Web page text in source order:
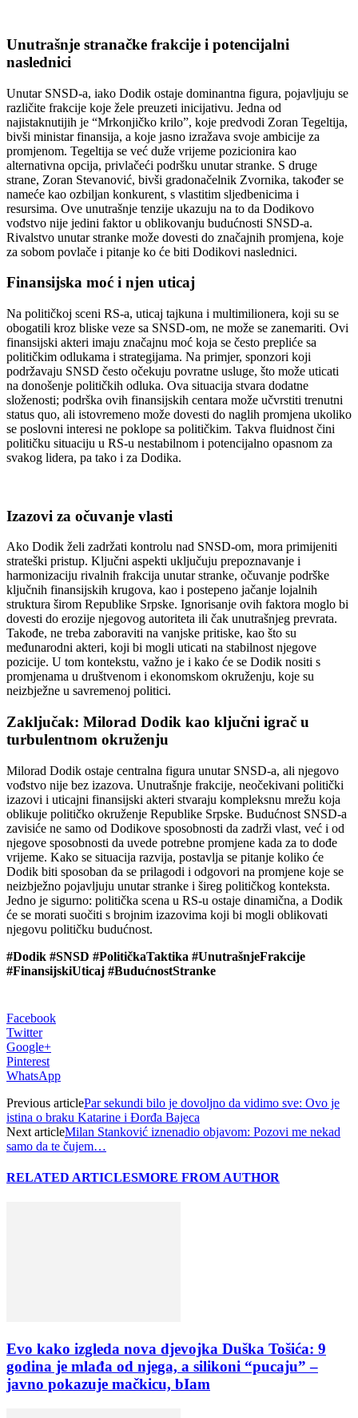
Unutrašnje stranačke frakcije i potencijalni
naslednici
Unutar SNSD-a, iako Dodik ostaje dominantna figura, pojavljuju se
različite frakcije koje žele preuzeti inicijativu. Jedna od
najistaknutijih je “Mrkonjičko krilo”, koje predvodi Zoran Tegeltija,
bivši ministar finansija, a koje jasno izražava svoje ambicije za
promjenom. Tegeltija se već duže vrijeme pozicionira kao
alternativna opcija, privlačeći podršku unutar stranke. S druge
strane, Zoran Stevanović, bivši gradonačelnik Zvornika, također se
nameće kao ozbiljan konkurent, s vlastitim sljedbenicima i
resursima. Ove unutrašnje tenzije ukazuju na to da Dodikovo
vođstvo nije jedini faktor u oblikovanju budućnosti SNSD-a.
Rivalstvo unutar stranke može dovesti do značajnih promjena, koje
za sobom povlače i pitanje ko će biti Dodikovi naslednici.
Finansijska moć i njen uticaj
Na političkoj sceni RS-a, uticaj tajkuna i multimilionera, koji su se
obogatili kroz bliske veze sa SNSD-om, ne može se zanemariti. Ovi
finansijski akteri imaju značajnu moć koja se često prepliće sa
političkim odlukama i strategijama. Na primjer, sponzori koji
podržavaju SNSD često očekuju povratne usluge, što može uticati
na donošenje političkih odluka. Ova situacija stvara dodatne
složenosti; podrška ovih finansijskih centara može učvrstiti trenutni
status quo, ali istovremeno može dovesti do naglih promjena ukoliko
se poslovni interesi ne poklope sa političkim. Takva fluidnost čini
političku situaciju u RS-u nestabilnom i potencijalno opasnom za
svakog lidera, pa tako i za Dodika.
Izazovi za očuvanje vlasti
Ako Dodik želi zadržati kontrolu nad SNSD-om, mora primijeniti
strateški pristup. Ključni aspekti uključuju prepoznavanje i
harmonizaciju rivalnih frakcija unutar stranke, očuvanje podrške
ključnih finansijskih krugova, kao i postepeno jačanje lojalnih
struktura širom Republike Srpske. Ignorisanje ovih faktora moglo bi
dovesti do erozije njegovog autoriteta ili čak unutrašnjeg prevrata.
Takođe, ne treba zaboraviti na vanjske pritiske, kao što su
međunarodni akteri, koji bi mogli uticati na stabilnost njegove
pozicije. U tom kontekstu, važno je i kako će se Dodik nositi s
promjenama u društvenom i ekonomskom okruženju, koje su
neizbježne u savremenoj politici.
Zaključak: Milorad Dodik kao ključni igrač u
turbulentnom okruženju
Milorad Dodik ostaje centralna figura unutar SNSD-a, ali njegovo
vođstvo nije bez izazova. Unutrašnje frakcije, neočekivani politički
izazovi i uticajni finansijski akteri stvaraju kompleksnu mrežu koja
oblikuje političko okruženje Republike Srpske. Budućnost SNSD-a
zavisiće ne samo od Dodikove sposobnosti da zadrži vlast, već i od
njegove sposobnosti da uvede potrebne promjene kada za to dođe
vrijeme. Kako se situacija razvija, postavlja se pitanje koliko će
Dodik biti sposoban da se prilagodi i odgovori na promjene koje se
neizbježno pojavljuju unutar stranke i šireg političkog konteksta.
Jedno je sigurno: politička scena u RS-u ostaje dinamična, a Dodik
će se morati suočiti s brojnim izazovima koji bi mogli oblikovati
njegovu političku budućnost.
#Dodik #SNSD #PolitičkaTaktika #UnutrašnjeFrakcije
#FinansijskiUticaj #BudućnostStranke
Facebook
Twitter
Google+
Pinterest
WhatsApp
Previous articlePar sekundi bilo je dovoljno da vidimo sve: Ovo je
istina o braku Katarine i Đorđa Bajeca
Next articleMilan Stanković iznenadio objavom: Pozovi me nekad
samo da te čujem…
RELATED ARTICLESMORE FROM AUTHOR
Evo kako izgleda nova djevojka Duška Tošića: 9
godina je mlađa od njega, a silikoni “pucaju” –
javno pokazuje mačkicu, bIam